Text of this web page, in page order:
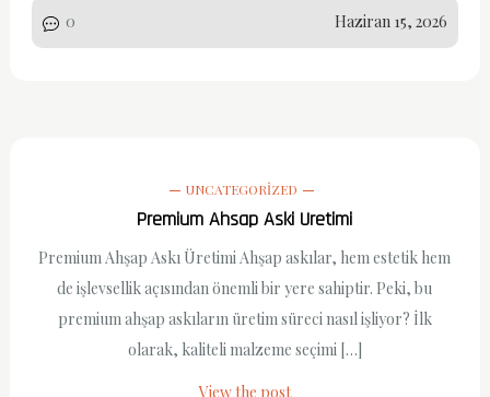
0 Haziran 15, 2026
UNCATEGORIZED
Premium Ahsap Aski Uretimi
Premium Ahşap Askı Üretimi Ahşap askılar, hem estetik hem
de işlevsellik açısından önemli bir yere sahiptir. Peki, bu
premium ahşap askıların üretim süreci nasıl işliyor? İlk
olarak, kaliteli malzeme seçimi […]
View the post